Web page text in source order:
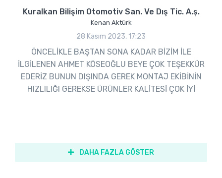
Kuralkan Bilişim Otomotiv San. Ve Dış Tic. A.ş.
Kenan Aktürk
28 Kasım 2023, 17:23
ÖNCELİKLE BAŞTAN SONA KADAR BİZİM İLE
İLGİLENEN AHMET KÖSEOĞLU BEYE ÇOK TEŞEKKÜR
EDERİZ BUNUN DIŞINDA GEREK MONTAJ EKİBİNİN
HIZLILIĞI GEREKSE ÜRÜNLER KALİTESİ ÇOK İYİ
DAHA FAZLA GÖSTER